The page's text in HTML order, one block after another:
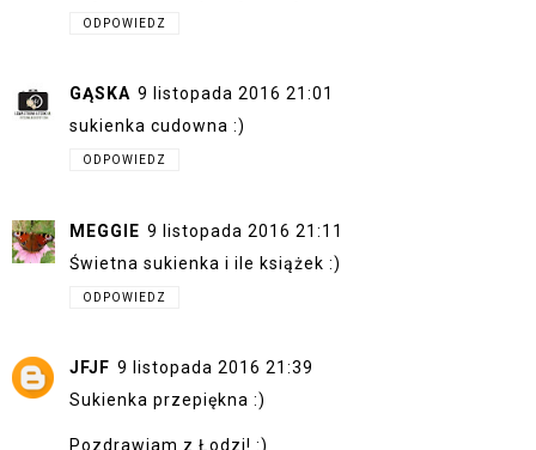
ODPOWIEDZ
GĄSKA 9 listopada 2016 21:01
sukienka cudowna :)
ODPOWIEDZ
MEGGIE 9 listopada 2016 21:11
Świetna sukienka i ile książek :)
ODPOWIEDZ
JFJF 9 listopada 2016 21:39
Sukienka przepiękna :)
Pozdrawiam z Łodzi! :)